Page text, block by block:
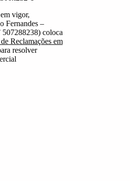
vigor,
Fernandes –
coloca
Reclamações em
resolver